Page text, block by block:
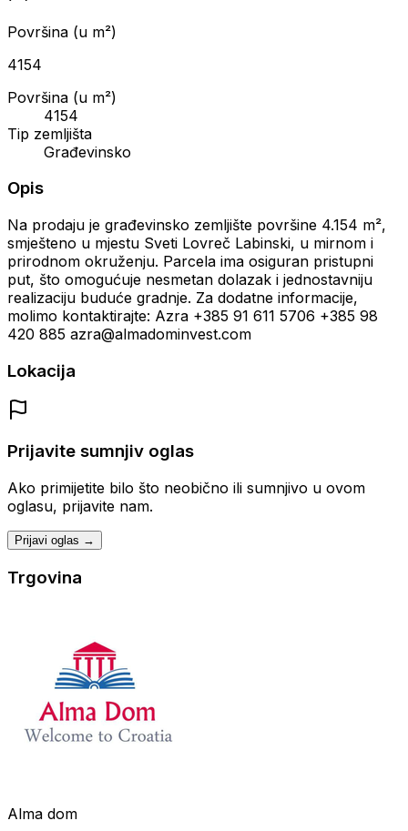
Površina (u m²)
4154
Površina (u m²)
4154
Tip zemljišta
Građevinsko
Opis
Na prodaju je građevinsko zemljište površine 4.154 m²,
smješteno u mjestu Sveti Lovreč Labinski, u mirnom i
prirodnom okruženju. Parcela ima osiguran pristupni
put, što omogućuje nesmetan dolazak i jednostavniju
realizaciju buduće gradnje. Za dodatne informacije,
molimo kontaktirajte: Azra +385 91 611 5706 +385 98
420 885 azra@almadominvest.com
Lokacija
Prijavite sumnjiv oglas
Ako primijetite bilo što neobično ili sumnjivo u ovom
oglasu, prijavite nam.
Prijavi oglas →
Trgovina
Alma dom